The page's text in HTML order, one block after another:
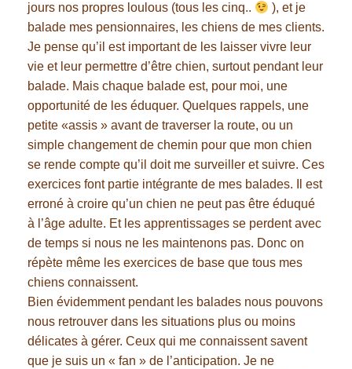
jours nos propres loulous (tous les cinq..
), et je
balade mes pensionnaires, les chiens de mes clients.
Je pense qu’il est important de les laisser vivre leur
vie et leur permettre d’être chien, surtout pendant leur
balade. Mais chaque balade est, pour moi, une
opportunité de les éduquer. Quelques rappels, une
petite «assis » avant de traverser la route, ou un
simple changement de chemin pour que mon chien
se rende compte qu’il doit me surveiller et suivre. Ces
exercices font partie intégrante de mes balades. Il est
erroné à croire qu’un chien ne peut pas être éduqué
à l’âge adulte. Et les apprentissages se perdent avec
de temps si nous ne les maintenons pas. Donc on
répète même les exercices de base que tous mes
chiens connaissent.
Bien évidemment pendant les balades nous pouvons
nous retrouver dans les situations plus ou moins
délicates à gérer. Ceux qui me connaissent savent
que je suis un « fan » de l’anticipation. Je ne